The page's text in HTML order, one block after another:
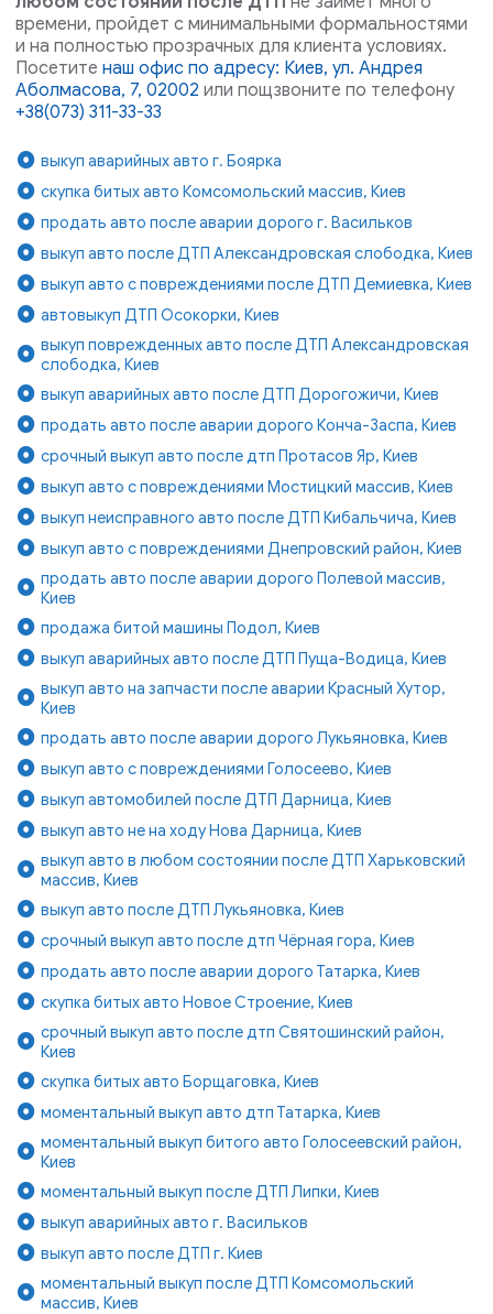
времени, пройдет с минимальными формальностями
и на полностью прозрачных для клиента условиях.
Посетитенаш офис по адресу: Киев, ул. Андрея
Аболмасова, 7, 02002 или пощзвоните по телефону
+38(073) 311-33-33
выкуп аварийных авто г. Боярка
скупка битых авто Комсомольский массив, Киев
продать авто после аварии дорого г. Васильков
выкуп авто после ДТП Александровская слободка, Киев
выкуп авто с повреждениями после ДТП Демиевка, Киев
автовыкуп ДТП Осокорки, Киев
выкуп поврежденных авто после ДТП Александровская
слободка, Киев
выкуп аварийных авто после ДТП Дорогожичи, Киев
продать авто после аварии дорого Конча-Заспа, Киев
срочный выкуп авто после дтп Протасов Яр, Киев
выкуп авто с повреждениями Мостицкий массив, Киев
выкуп неисправного авто после ДТП Кибальчича, Киев
выкуп авто с повреждениями Днепровский район, Киев
продать авто после аварии дорого Полевой массив,
Киев
продажа битой машины Подол, Киев
выкуп аварийных авто после ДТП Пуща-Водица, Киев
выкуп авто на запчасти после аварии Красный Хутор,
Киев
продать авто после аварии дорого Лукьяновка, Киев
выкуп авто с повреждениями Голосеево, Киев
выкуп автомобилей после ДТП Дарница, Киев
выкуп авто не на ходу Нова Дарница, Киев
выкуп авто в любом состоянии после ДТП Харьковский
массив, Киев
выкуп авто после ДТП Лукьяновка, Киев
срочный выкуп авто после дтп Чёрная гора, Киев
продать авто после аварии дорого Татарка, Киев
скупка битых авто Новое Строение, Киев
срочный выкуп авто после дтп Святошинский район,
Киев
скупка битых авто Борщаговка, Киев
моментальный выкуп авто дтп Татарка, Киев
моментальный выкуп битого авто Голосеевский район,
Киев
моментальный выкуп после ДТП Липки, Киев
выкуп аварийных авто г. Васильков
выкуп авто после ДТП г. Киев
моментальный выкуп после ДТП Комсомольский
массив, Киев